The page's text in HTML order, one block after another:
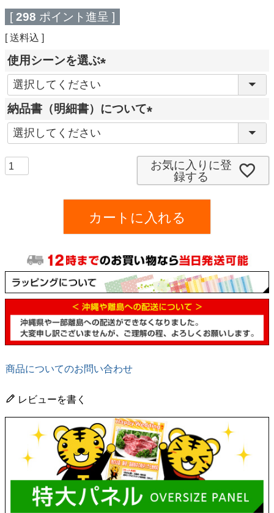
[ 298 ポイント進呈 ]
送料込
使用シーンを選ぶ
必
須
納品書（明細書）について
必
須
)
お気に入りに登
録する
カートに入れる
商品についてのお問い合わせ
レビューを書く